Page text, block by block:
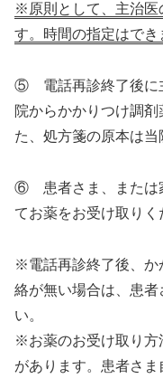
※原則として、主治医
す。時間の指定はでき
⑤ 電話再診終了後に
院からかかりつけ調
た、処方箋の原本は当
⑥ 患者さま、または
てお薬をお受け取りく
※電話再診終了後、か
絡が無い場合は、患
い。
※お薬のお受け取り方
があります。患者さま